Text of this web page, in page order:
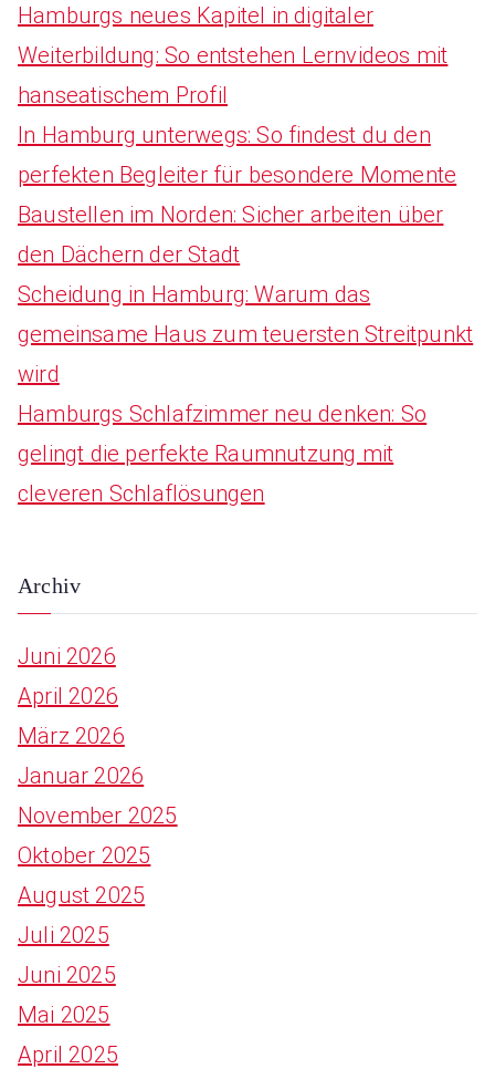
Hamburgs neues Kapitel in digitaler
Weiterbildung: So entstehen Lernvideos mit
hanseatischem Profil
In Hamburg unterwegs: So findest du den
perfekten Begleiter für besondere Momente
Baustellen im Norden: Sicher arbeiten über
den Dächern der Stadt
Scheidung in Hamburg: Warum das
gemeinsame Haus zum teuersten Streitpunkt
wird
Hamburgs Schlafzimmer neu denken: So
gelingt die perfekte Raumnutzung mit
cleveren Schlaflösungen
Archiv
Juni 2026
April 2026
März 2026
Januar 2026
November 2025
Oktober 2025
August 2025
Juli 2025
Juni 2025
Mai 2025
April 2025